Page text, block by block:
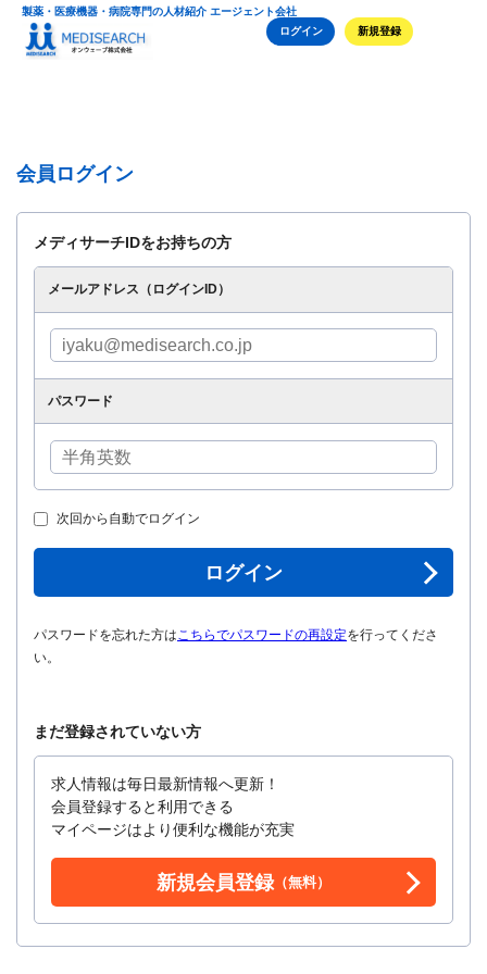
製薬・医療機器・病院専門の人材紹介 エージェント会社
ログイン
新規登録
会員ログイン
メディサーチIDをお持ちの方
メールアドレス（ログインID）
パスワード
次回から自動でログイン
ログイン
パスワードを忘れた方はこちらでパスワードの再設定を行ってくださ
い。
まだ登録されていない方
求人情報は毎日最新情報へ更新！
会員登録すると利用できる
マイページはより便利な機能が充実
新規会員登録（無料）